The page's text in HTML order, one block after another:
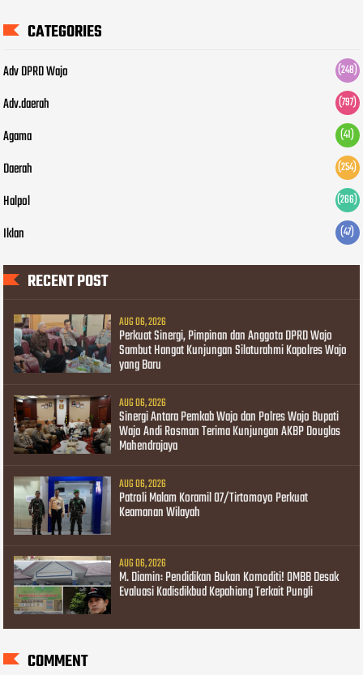
CATEGORIES
Adv DPRD Wajo (248)
Adv.daerah (797)
Agama (41)
Daerah (254)
Halpol (266)
Iklan (47)
RECENT POST
AUG 06, 2026
Perkuat Sinergi, Pimpinan dan Anggota DPRD Wajo
Sambut Hangat Kunjungan Silaturahmi Kapolres Wajo
yang Baru
AUG 06, 2026
Sinergi Antara Pemkab Wajo dan Polres Wajo Bupati
Wajo Andi Rosman Terima Kunjungan AKBP Douglas
Mahendrajaya
AUG 06, 2026
Patroli Malam Koramil 07/Tirtomoyo Perkuat
Keamanan Wilayah
AUG 06, 2026
M. Diamin: Pendidikan Bukan Komoditi! OMBB Desak
Evaluasi Kadisdikbud Kepahiang Terkait Pungli
COMMENT